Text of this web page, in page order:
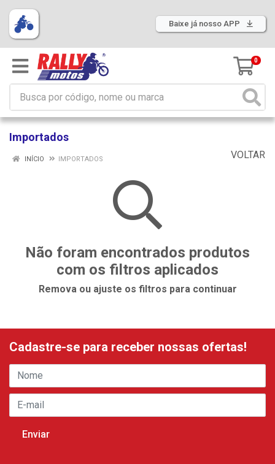
Baixe já nosso APP
0
Importados
VOLTAR
INÍCIO IMPORTADOS
Não foram encontrados produtos
com os filtros aplicados
Remova ou ajuste os filtros para continuar
Cadastre-se para receber nossas ofertas!